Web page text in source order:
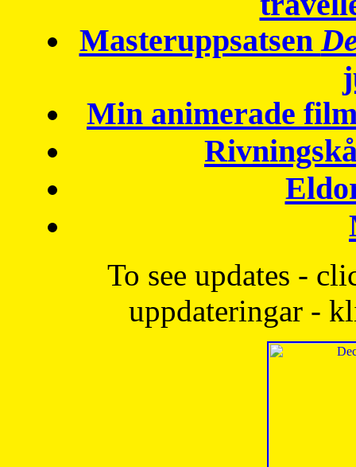
Masteruppsatsen
Min animerade
To see updates -
uppdateringar -